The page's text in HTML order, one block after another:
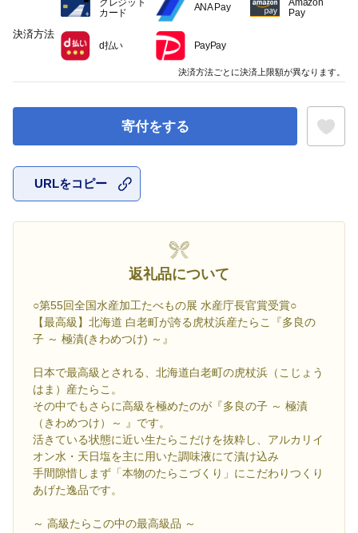
寄付をする
URLをコピー
返礼品について
○第55回全国水産加工たべもの展 水産庁長官賞受賞○
【最高級】北海道 白老町が誇る虎杖浜産たらこ『多良の
子 ～ 極漬(きわめつけ) ～』
日本で最高級とされる、北海道白老町の虎杖浜（こじょう
はま）産たらこ。
その中でもさらに高級を極めたのが『多良の子 ～ 極漬
（きわめつけ）～ 』です。
活きている状態に近い生たらこだけを抜粋し、アルカリイ
オン水・天日塩を主に用いた調味液にて漬け込み
手間隙惜しまず「本物のたらこづくり」にこだわりつくり
あげた逸品です。
～ 高級たらこの中の最高級品 ～
決済方法
カード
ANA Pay
Pay
d払い PayPay
決済方法ごとに決済上限額が異なります。